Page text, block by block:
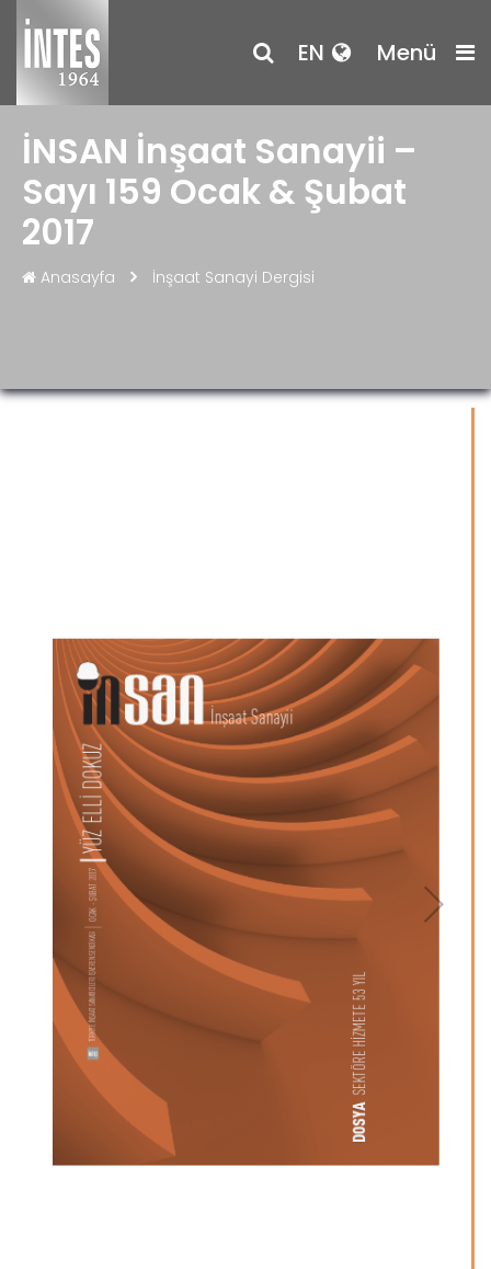
EN Menü
İNSAN İnşaat Sanayii –
Sayı 159 Ocak & Şubat
2017
Anasayfa İnşaat Sanayi Dergisi